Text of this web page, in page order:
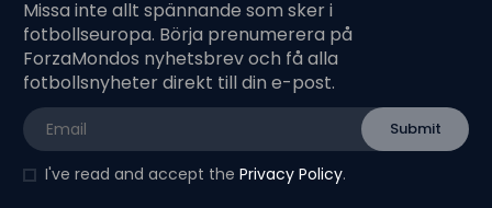
Missa inte allt spännande som sker i
fotbollseuropa. Börja prenumerera på
ForzaMondos nyhetsbrev och få alla
fotbollsnyheter direkt till din e-post.
I've read and accept the Privacy Policy.